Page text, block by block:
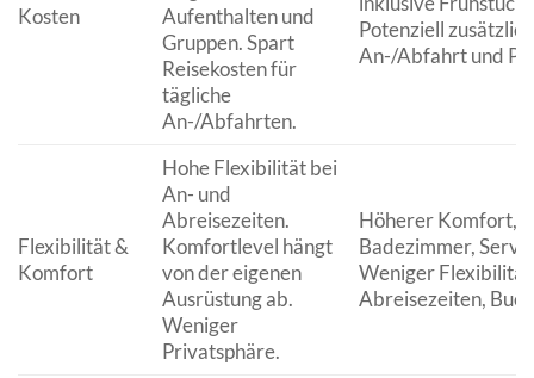
Kosten
Aufenthalten und
Gruppen. Spart
Reisekosten für
tägliche
An-/Abfahrten.
Potenziell
An-/Abfahrt und
Flexibilität &
Komfort
Hohe Flexibilität bei
An- und
Abreisezeiten.
Komfortlevel hängt
von der eigenen
Ausrüstung ab.
Weniger
Privatsphäre.
Höherer Komfort,
Badezimmer,
Weniger Flexibilität
Abreisezeiten,